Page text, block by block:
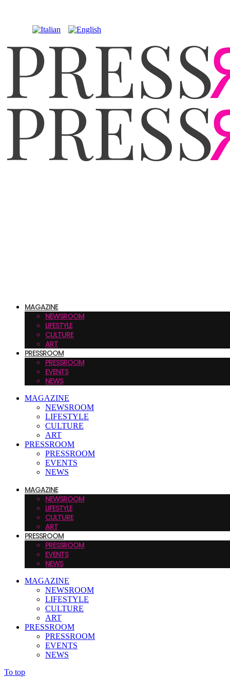
MAGAZINE
NEWSROOM
LIFESTYLE
CULTURE
ART
PRESSROOM
PRESSROOM
EVENTS
NEWS
MAGAZINE
NEWSROOM
LIFESTYLE
CULTURE
ART
PRESSROOM
PRESSROOM
EVENTS
NEWS
MAGAZINE
NEWSROOM
LIFESTYLE
CULTURE
ART
PRESSROOM
PRESSROOM
EVENTS
NEWS
MAGAZINE
NEWSROOM
LIFESTYLE
CULTURE
ART
PRESSROOM
PRESSROOM
EVENTS
NEWS
To top